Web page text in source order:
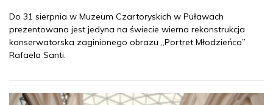
Do 31 sierpnia w Muzeum Czartoryskich w Puławach
prezentowana jest jedyna na świecie wierna rekonstrukcja
konserwatorska zaginionego obrazu „Portret Młodzieńca”
Rafaela Santi.